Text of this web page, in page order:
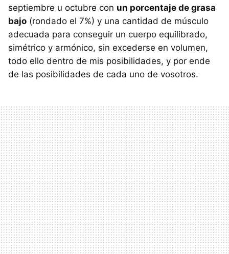
septiembre u octubre con un porcentaje de grasa
bajo (rondado el 7%) y una cantidad de músculo
adecuada para conseguir un cuerpo equilibrado,
simétrico y armónico, sin excederse en volumen,
todo ello dentro de mis posibilidades, y por ende
de las posibilidades de cada uno de vosotros.